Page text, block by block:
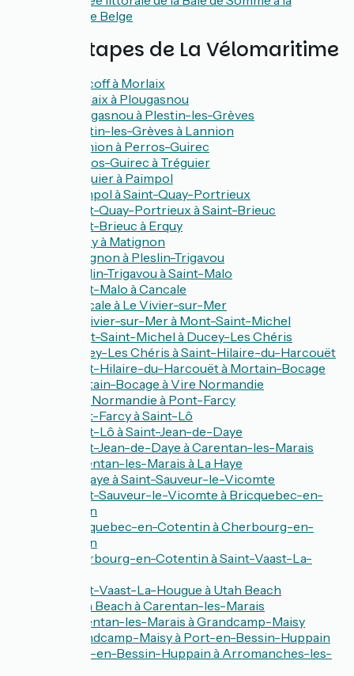
frontière Belge
Les 52 étapes de La Vélomaritime
De Roscoff à Morlaix
De Morlaix à Plougasnou
De Plougasnou à Plestin-les-Grèves
De Plestin-les-Grèves à Lannion
De Lannion à Perros-Guirec
De Perros-Guirec à Tréguier
De Tréguier à Paimpol
De Paimpol à Saint-Quay-Portrieux
De Saint-Quay-Portrieux à Saint-Brieuc
De Saint-Brieuc à Erquy
De Erquy à Matignon
De Matignon à Pleslin-Trigavou
De Pleslin-Trigavou à Saint-Malo
De Saint-Malo à Cancale
De Cancale à Le Vivier-sur-Mer
De Le Vivier-sur-Mer à Mont-Saint-Michel
De Mont-Saint-Michel à Ducey-Les Chéris
De Ducey-Les Chéris à Saint-Hilaire-du-Harcouët
De Saint-Hilaire-du-Harcouët à Mortain-Bocage
De Mortain-Bocage à Vire Normandie
De Vire Normandie à Pont-Farcy
De Pont-Farcy à Saint-Lô
De Saint-Lô à Saint-Jean-de-Daye
De Saint-Jean-de-Daye à Carentan-les-Marais
De Carentan-les-Marais à La Haye
De La Haye à Saint-Sauveur-le-Vicomte
De Saint-Sauveur-le-Vicomte à Bricquebec-en-
Cotentin
De Bricquebec-en-Cotentin à Cherbourg-en-
Cotentin
De Cherbourg-en-Cotentin à Saint-Vaast-La-
De Saint-Vaast-La-Hougue à Utah Beach
De Utah Beach à Carentan-les-Marais
De Carentan-les-Marais à Grandcamp-Maisy
De Grandcamp-Maisy à Port-en-Bessin-Huppain
De Port-en-Bessin-Huppain à Arromanches-les-